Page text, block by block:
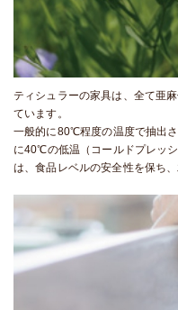
ティシュラーの家具は、全て亜
ています。
一般的に80℃程度の温度で抽出
に40℃の低温（コールドプレッ
は、食品レベルの安全性を保ち